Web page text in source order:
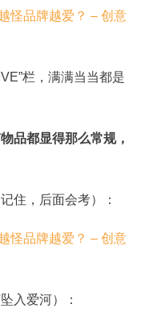
栏，满满当当都是
品都显得那么常规，
住，后面会考）：
入爱河）：